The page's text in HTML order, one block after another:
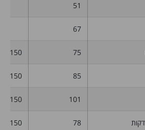
51
67
75
150
85
150
101
150
78
150